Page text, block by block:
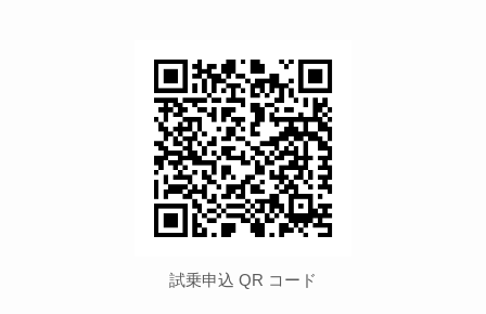
試乗申込 QR コード